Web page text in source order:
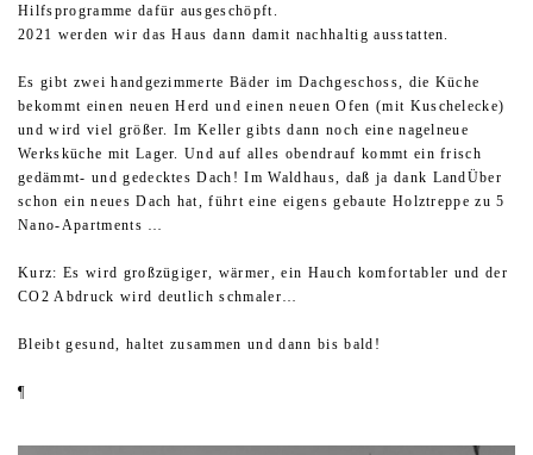
Hilfsprogramme dafür ausgeschöpft.
2021 werden wir das Haus dann damit nachhaltig ausstatten.
Es gibt zwei handgezimmerte Bäder im Dachgeschoss, die Küche
bekommt einen neuen Herd und einen neuen Ofen (mit Kuschelecke)
und wird viel größer. Im Keller gibts dann noch eine nagelneue
Werksküche mit Lager. Und auf alles obendrauf kommt ein frisch
gedämmt- und gedecktes Dach! Im Waldhaus, daß ja dank LandÜber
schon ein neues Dach hat, führt eine eigens gebaute Holztreppe zu 5
Nano-Apartments …
Kurz: Es wird großzügiger, wärmer, ein Hauch komfortabler und der
CO2 Abdruck wird deutlich schmaler…
Bleibt gesund, haltet zusammen und dann bis bald!
¶